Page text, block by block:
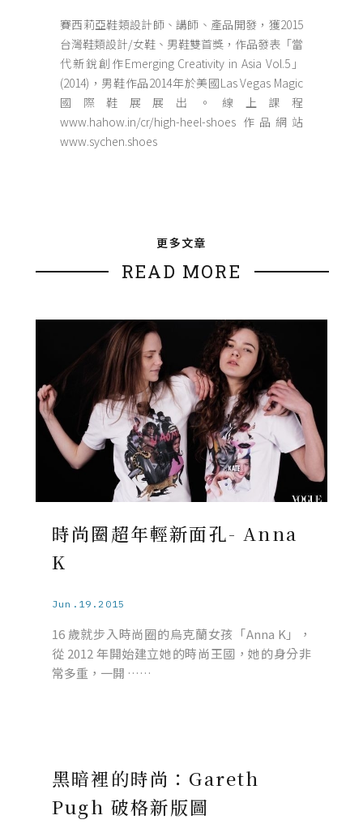
賽西莉亞鞋類設計師、講師、產品開發，獲2015
台灣鞋類設計/女鞋、男鞋雙首獎，作品發表「當
代新銳創作Emerging Creativity in Asia Vol.5」
(2014)，男鞋作品2014年於美國Las Vegas Magic
國際鞋展展出。線上課程
www.hahow.in/cr/high-heel-shoes 作品網站
www.sychen.shoes
更多文章
READ MORE
時尚圈超年輕新面孔- Anna
K
Jun.19.2015
16 歲就步入時尚圈的烏克蘭女孩「Anna K」，
從 2012 年開始建立她的時尚王國，她的身分非
常多重，一開 ……
黑暗裡的時尚：Gareth
Pugh 破格新版圖